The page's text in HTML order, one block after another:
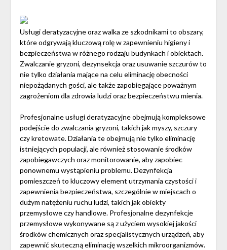
Usługi deratyzacyjne oraz walka ze szkodnikami to obszary,
które odgrywają kluczową rolę w zapewnieniu higieny i
bezpieczeństwa w różnego rodzaju budynkach i obiektach.
Zwalczanie gryzoni, dezynsekcja oraz usuwanie szczurów to
nie tylko działania mające na celu eliminację obecności
niepożądanych gości, ale także zapobiegające poważnym
zagrożeniom dla zdrowia ludzi oraz bezpieczeństwu mienia.
Profesjonalne usługi deratyzacyjne obejmują kompleksowe
podejście do zwalczania gryzoni, takich jak myszy, szczury
czy kretowate. Działania te obejmują nie tylko eliminację
istniejących populacji, ale również stosowanie środków
zapobiegawczych oraz monitorowanie, aby zapobiec
ponownemu wystąpieniu problemu. Dezynfekcja
pomieszczeń to kluczowy element utrzymania czystości i
zapewnienia bezpieczeństwa, szczególnie w miejscach o
dużym natężeniu ruchu ludzi, takich jak obiekty
przemysłowe czy handlowe. Profesjonalne dezynfekcje
przemysłowe wykonywane są z użyciem wysokiej jakości
środków chemicznych oraz specjalistycznych urządzeń, aby
zapewnić skuteczną eliminację wszelkich mikroorganizmów.